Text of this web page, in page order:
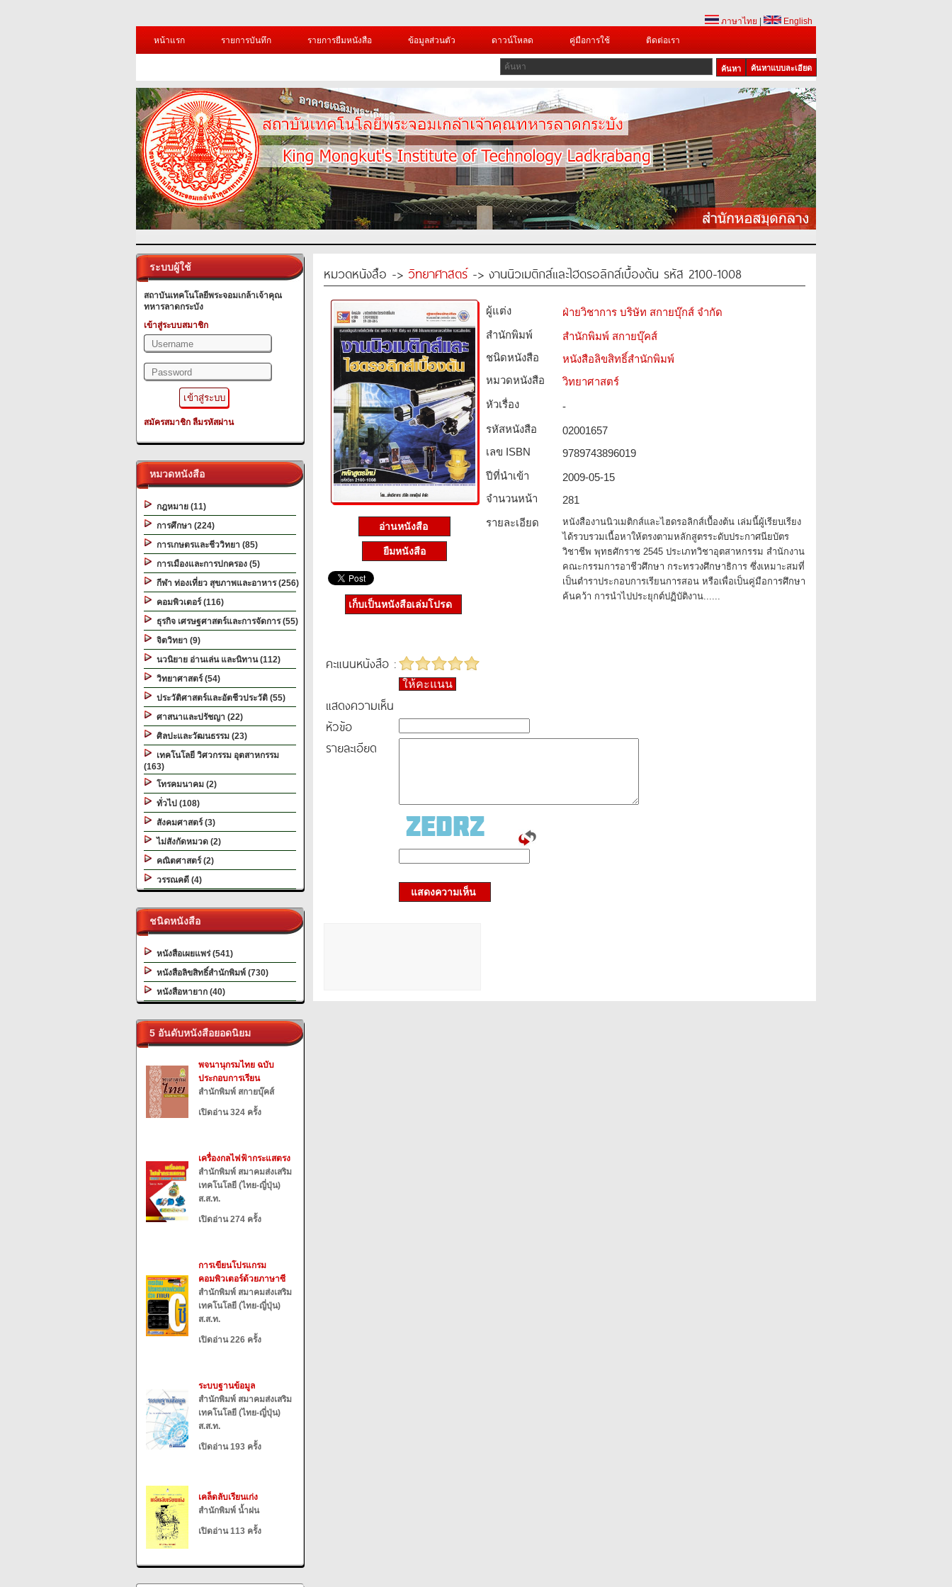
ภาษาไทย
English
หน้าแรก
รายการบันทึก รายการยืมหนังสือ ข้อมูลส่วนตัว ดาวน์โหลด คู่มือการใช้ ติดต่อเรา
ค้นหาแบบละเอียด
ระบบผู้ใช้
สถาบันเทคโนโลยีพระจอมเกล้าเจ้าคุณ
ทหารลาดกระบัง
เข้าสู่ระบบสมาชิก
สมัครสมาชิก ลืมรหัสผ่าน
หมวดหนังสือ
กฎหมาย (11)
การศึกษา (224)
การเกษตรและชีววิทยา (85)
การเมืองและการปกครอง (5)
กีฬา ท่องเที่ยว สุขภาพและอาหาร (256)
คอมพิวเตอร์ (116)
ธุรกิจ เศรษฐศาสตร์และการจัดการ (55)
จิตวิทยา (9)
นวนิยาย อ่านเล่น และนิทาน (112)
วิทยาศาสตร์ (54)
ประวัติศาสตร์และอัตชีวประวัติ (55)
ศาสนาและปรัชญา (22)
ศิลปะและวัฒนธรรม (23)
เทคโนโลยี วิศวกรรม อุตสาหกรรม
(163)
โทรคมนาคม (2)
ทั่วไป (108)
สังคมศาสตร์ (3)
ไม่สังกัดหมวด (2)
คณิตศาสตร์ (2)
วรรณคดี (4)
ชนิดหนังสือ
หนังสือเผยแพร่ (541)
หนังสือลิขสิทธิ์สำนักพิมพ์ (730)
หนังสือหายาก (40)
5 อันดับหนังสือยอดนิยม
พจนานุกรมไทย ฉบับ
ประกอบการเรียน
สำนักพิมพ์ สกายบุ๊คส์
เปิดอ่าน 324 ครั้ง
เครื่องกลไฟฟ้ากระแสตรง
สำนักพิมพ์ สมาคมส่งเสริม
เทคโนโลยี (ไทย-ญี่ปุ่น)
ส.ส.ท.
เปิดอ่าน 274 ครั้ง
การเขียนโปรแกรม
คอมพิวเตอร์ด้วยภาษาซี
สำนักพิมพ์ สมาคมส่งเสริม
เทคโนโลยี (ไทย-ญี่ปุ่น)
ส.ส.ท.
เปิดอ่าน 226 ครั้ง
ระบบฐานข้อมูล
สำนักพิมพ์ สมาคมส่งเสริม
เทคโนโลยี (ไทย-ญี่ปุ่น)
ส.ส.ท.
เปิดอ่าน 193 ครั้ง
เคล็ดลับเรียนเก่ง
สำนักพิมพ์ น้ำฝน
เปิดอ่าน 113 ครั้ง
หมวดหนังสือ -> วิทยาศาสตร์-> งานนิวเมติกส์และไฮดรอลิกส์เบื้องต้น รหัส 2100-1008
อ่านหนังสือ
ยืมหนังสือ
ผู้แต่ง
ฝ่ายวิชาการ บริษัท สกายบุ๊กส์ จำกัด
สำนักพิมพ์
สำนักพิมพ์ สกายบุ๊คส์
ชนิดหนังสือ­
หนังสือลิขสิทธิ์สำนักพิมพ์
หมวดหนังสือ­
วิทยาศาสตร์
หัวเรื่อง
-
รหัสหนังสือ­
02001657
เลข ISBN
9789743896019
ปีที่นำเข้า
2009-05-15
จำนวนหน้า
281
รายละเอียด
หนังสืองานนิวเมติกส์และไฮดรอลิกส์เบื้องต้น เล่มนี้ผู้เรียบเรียง
ได้รวบรวมเนื้อหาให้ตรงตามหลักสูตรระดับประกาศนียบัตร
วิชาชีพ พุทธศักราช 2545 ประเภทวิชาอุตสาหกรรม สำนักงาน
คณะกรรมการอาชีวศึกษา กระทรวงศึกษาธิการ ซึ่งเหมาะสมที่
เป็นตำราประกอบการเรียนการสอน หรือเพื่อเป็นคู่มือการศึกษา
ค้นคว้า การนำไปประยุกต์ปฏิบัติงาน......
เก็บเป็นหนังสือเล่มโปรด
คะแนนหนังสือ :
ให้คะแนน
แสดงความเห็น
หัวข้อ
รายละเอียด
แสดงความเห็น